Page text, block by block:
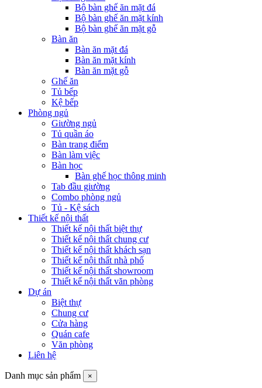
Bộ bàn ghế ăn mặt đá
Bộ bàn ghế ăn mặt kính
Bộ bàn ghế ăn mặt gỗ
Bàn ăn
Bàn ăn mặt đá
Bàn ăn mặt kính
Bàn ăn mặt gỗ
Ghế ăn
Tủ bếp
Kệ bếp
Phòng ngủ
Giường ngủ
Tủ quần áo
Bàn trang điểm
Bàn làm việc
Bàn học
Bàn ghế học thông minh
Tab đầu giường
Combo phòng ngủ
Tủ - Kệ sách
Thiết kế nội thất
Thiết kế nội thất biệt thự
Thiết kế nội thất chung cư
Thiết kế nội thất khách sạn
Thiết kế nội thất nhà phố
Thiết kế nội thất showroom
Thiết kế nội thất văn phòng
Dự án
Biệt thự
Chung cư
Cửa hàng
Quán cafe
Văn phòng
Liên hệ
Danh mục sản phẩm ×